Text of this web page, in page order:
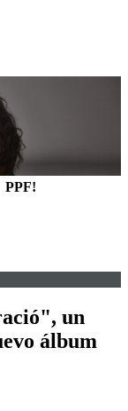
PPF!
un
álbum